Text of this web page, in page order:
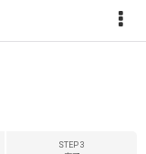
STEP 3